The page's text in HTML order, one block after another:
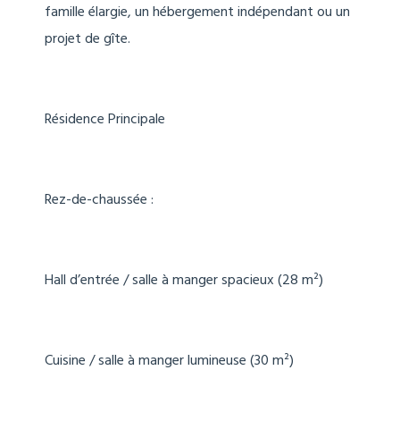
famille élargie, un hébergement indépendant ou un
projet de gîte.
Résidence Principale
Rez-de-chaussée :
Hall d’entrée / salle à manger spacieux (28 m²)
Cuisine / salle à manger lumineuse (30 m²)